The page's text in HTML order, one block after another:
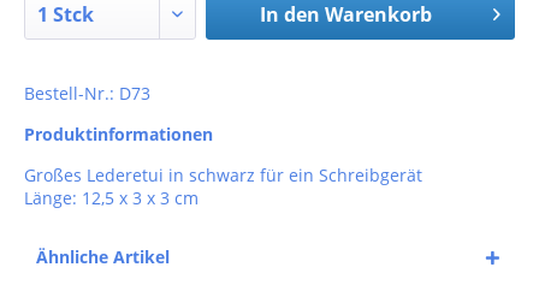
In den Warenkorb
Bestell-Nr.: D73
Produktinformationen
Großes Lederetui in schwarz für ein Schreibgerät
Länge: 12,5 x 3 x 3 cm
Ähnliche Artikel